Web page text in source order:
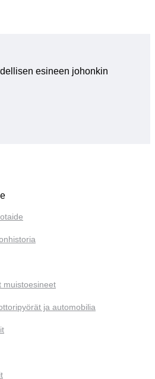
esineen johonkin
muistoesineet
ja automobilia